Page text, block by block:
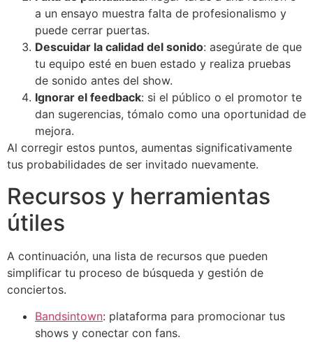
a un ensayo muestra falta de profesionalismo y
puede cerrar puertas.
Descuidar la calidad del sonido: asegúrate de que
tu equipo esté en buen estado y realiza pruebas
de sonido antes del show.
Ignorar el feedback: si el público o el promotor te
dan sugerencias, tómalo como una oportunidad de
mejora.
Al corregir estos puntos, aumentas significativamente
tus probabilidades de ser invitado nuevamente.
Recursos y herramientas
útiles
A continuación, una lista de recursos que pueden
simplificar tu proceso de búsqueda y gestión de
conciertos.
Bandsintown: plataforma para promocionar tus
shows y conectar con fans.